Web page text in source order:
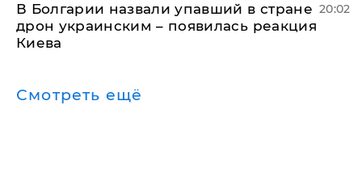
В Болгарии назвали упавший в стране
дрон украинским – появилась реакция
Киева
20:02
Смотреть ещё